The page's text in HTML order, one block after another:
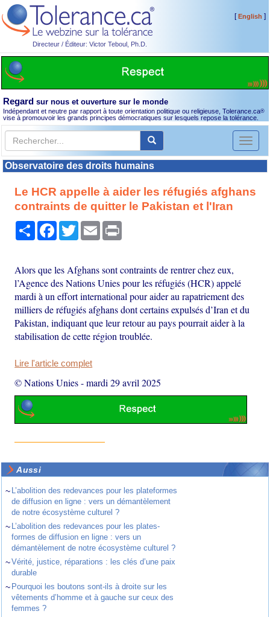
Directeur / Éditeur: Victor Teboul, Ph.D.
[English ]
Regard sur nous et ouverture sur le monde
Indépendant et neutre par rapport à toute orientation politique ou religieuse, Tolerance.ca®
vise à promouvoir les grands principes démocratiques sur lesquels repose la tolérance.
Toggle
Observatoire des droits humains
Le HCR appelle à aider les réfugiés afghans
contraints de quitter le Pakistan et l'Iran
PartagerFacebook
TwitterEmail
Alors que les Afghans sont contraints de rentrer chez eux,
l’Agence des Nations Unies pour les réfugiés (HCR) appelé
mardi à un effort international pour aider au rapatriement des
milliers de réfugiés afghans dont certains expulsés d’Iran et du
Pakistan, indiquant que leur retour au pays pourrait aider à la
stabilisation de cette région troublée.
Lire l'article complet
© Nations Unies-mardi 29 avril 2025
Aussi
~ L’abolition des redevances pour les plateformes
de diffusion en ligne : vers un démantèlement
de notre écosystème culturel ?
~ L’abolition des redevances pour les plates-
formes de diffusion en ligne : vers un
démantèlement de notre écosystème culturel ?
~Vérité, justice, réparations : les clés d’une paix
durable
~ Pourquoi les boutons sont-ils à droite sur les
vêtements d’homme et à gauche sur ceux des
femmes ?